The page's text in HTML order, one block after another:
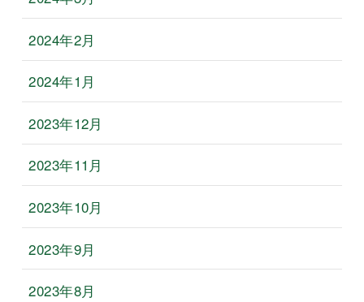
2024年2月
2024年1月
2023年12月
2023年11月
2023年10月
2023年9月
2023年8月